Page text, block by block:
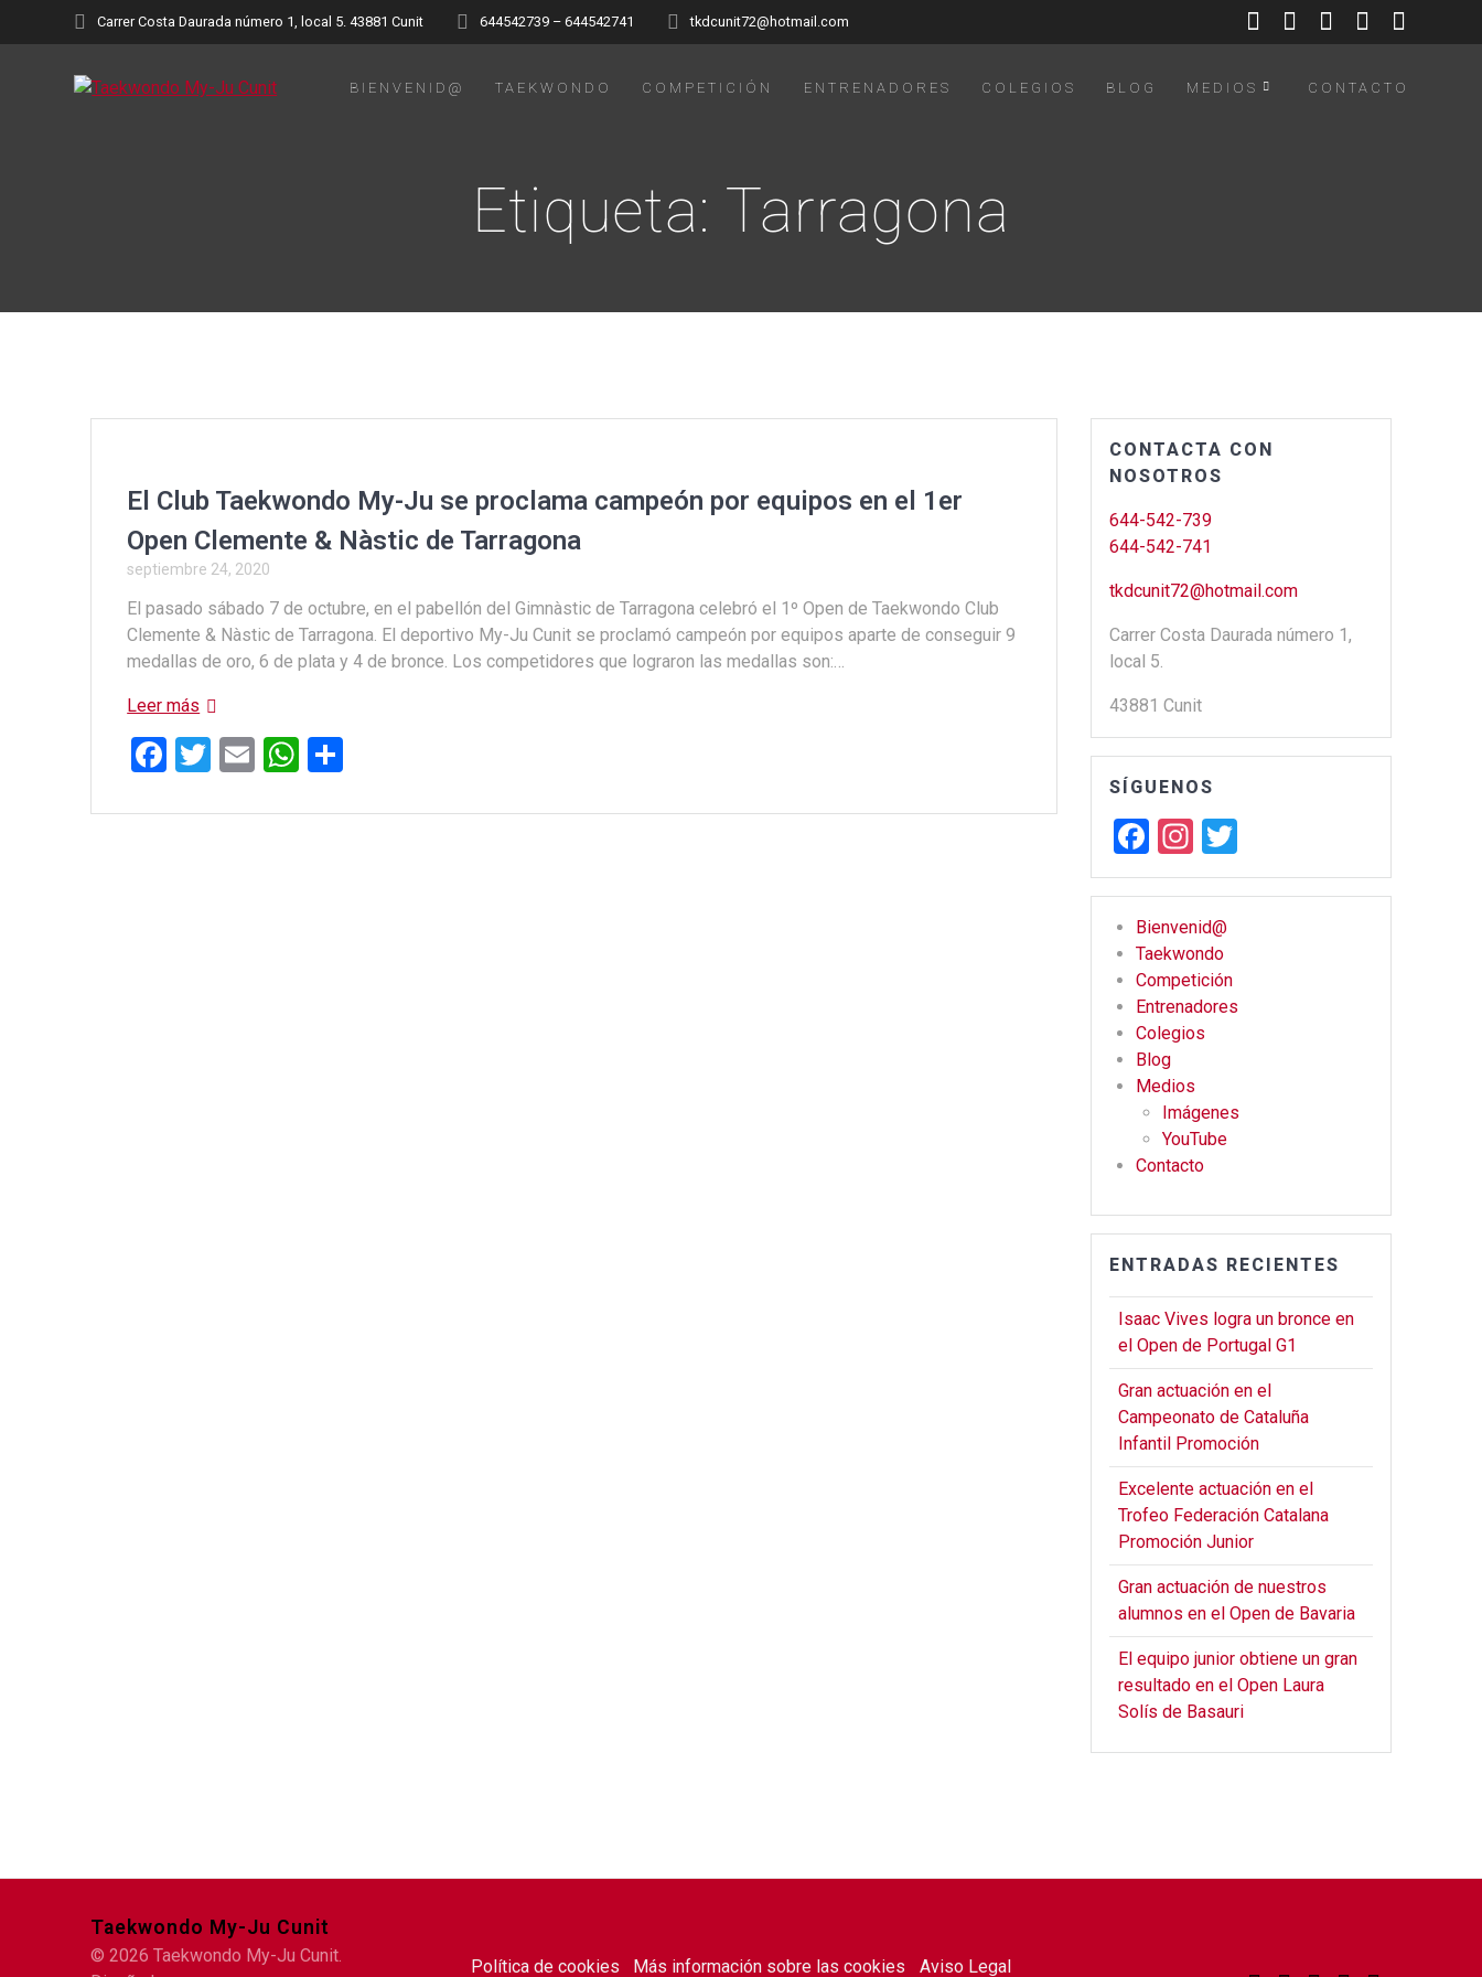
Carrer Costa Daurada número 1, local 5. 43881 Cunit 644542739 – 644542741 tkdcunit72@hotmail.com
BIENVENID@ TAEKWONDO COMPETICIÓN ENTRENADORES COLEGIOS BLOG MEDIOS CONTACTO
Etiqueta: Tarragona
El Club Taekwondo My-Ju se proclama campeón por equipos en el 1er
Open Clemente & Nàstic de Tarragona
septiembre 24, 2020
El pasado sábado 7 de octubre, en el pabellón del Gimnàstic de Tarragona celebró el 1º Open de Taekwondo Club
Clemente & Nàstic de Tarragona. El deportivo My-Ju Cunit se proclamó campeón por equipos aparte de conseguir 9
medallas de oro, 6 de plata y 4 de bronce. Los competidores que lograron las medallas son:…
Leer más
F
ce
T
tt
E
ail
W
at m
CONTACTA CON
NOSOTROS
644-542-739
644-542-741
tkdcunit72@hotmail.com
Carrer Costa Daurada número 1,
local 5.
43881 Cunit
SÍGUENOS
F
a
ce
b
o
o
k
In
st
a
gr
a
m
wi
tt
Bienvenid@
Taekwondo
Competición
Entrenadores
Colegios
Blog
Medios
Imágenes
YouTube
Contacto
ENTRADAS RECIENTES
Isaac Vives logra un bronce en
el Open de Portugal G1
Gran actuación en el
Campeonato de Cataluña
Infantil Promoción
Excelente actuación en el
Trofeo Federación Catalana
Promoción Junior
Gran actuación de nuestros
alumnos en el Open de Bavaria
El equipo junior obtiene un gran
resultado en el Open Laura
Solís de Basauri
Taekwondo My-Ju Cunit
© 2026 Taekwondo My-Ju Cunit.
Política de cookies Más información sobre las cookies Aviso Legal